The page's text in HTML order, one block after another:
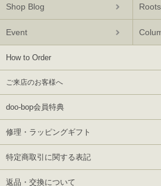
Shop Blog Roots
Event
How to Order
ご来店のお客様へ
doo-bop会員特典
修理・ラッピングギフト
特定商取引に関する表記
返品・交換について